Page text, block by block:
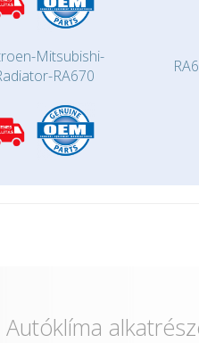
Mitsubishi-
RA670
Autóklíma